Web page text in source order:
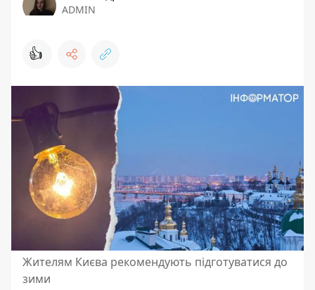
ADMIN
👍
Жителям Києва рекомендують підготуватися до
зими